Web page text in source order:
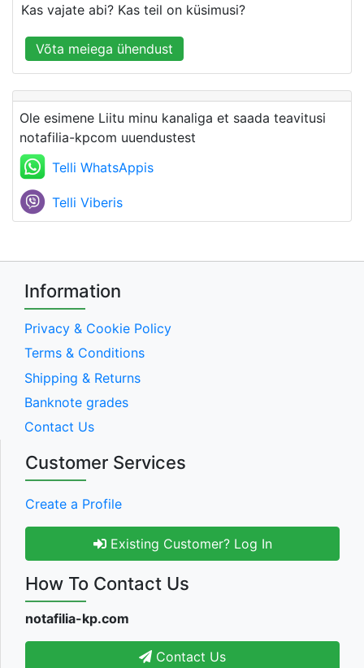
Kas vajate abi? Kas teil on küsimusi?
Võta meiega ühendust
Ole esimene Liitu minu kanaliga et saada teavitusi
notafilia-kpcom uuendustest
Telli WhatsAppis
Telli Viberis
Information
Privacy & Cookie Policy
Terms & Conditions
Shipping & Returns
Banknote grades
Contact Us
Customer Services
Create a Profile
Existing Customer? Log In
How To Contact Us
notafilia-kp.com
Contact Us